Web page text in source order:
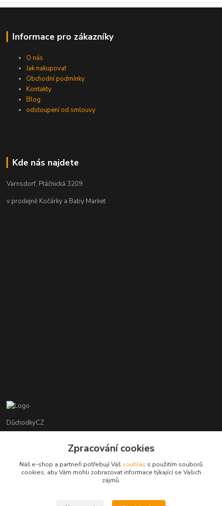
Informace pro zákazníky
O nás
Jak nakupovat
Obchodní podmínky
Kontakty
Blog
odstoupení od smlouvy
Kde nás najdete
Varnsdorf, Ptáčnická 3209
v prodejně Kočárky a Baby Market
DůchodkyCZ
+420 412384749
objednavky@duchodky.cz
Zpracování cookies
Náš e-shop a partneři potřebují Váš souhlas s použitím souborů
cookies, aby Vám mohli zobrazovat informace týkající se Vašich
zájmů.